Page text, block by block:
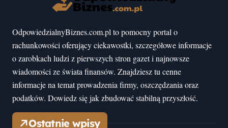
OdpowiedzialnyBiznes.com.pl to pomocny portal o
rachunkowości oferujący ciekawostki, szczegółowe informacje
o zarobkach ludzi z pierwszych stron gazet i najnowsze
wiadomości ze świata finansów. Znajdziesz tu cenne
informacje na temat prowadzenia firmy, oszczędzania oraz
podatków. Dowiedz się jak zbudować stabilną przyszłość.
Ostatnie wpisy